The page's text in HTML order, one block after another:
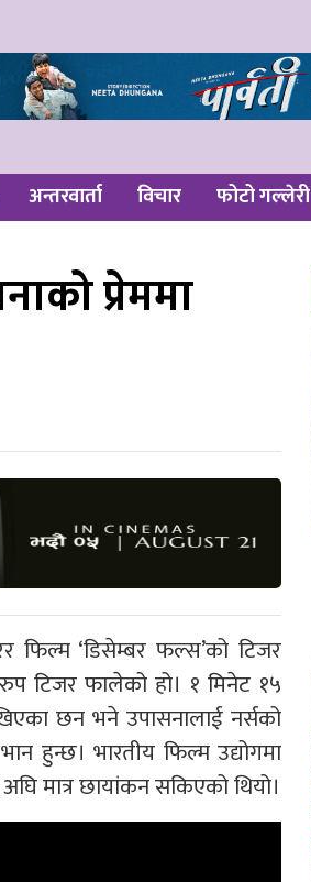
अन्तरवार्ता विचार फोटो गल्लेरी
प्रेममा
फिल्म ‘डिसेम्बर फल्स’को टिजर
टिजर फालेको हो। १ मिनेट १५
छन भने उपासनालाई नर्सको
हुन्छ। भारतीय फिल्म उद्योगमा
मात्र छायांकन सकिएको थियो।